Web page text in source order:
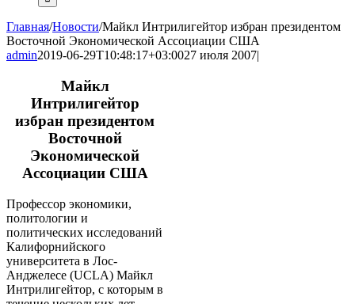
Главная/Новости/Майкл Интрилигейтор избран президентом
Восточной Экономической Ассоциации США
admin2019-06-29T10:48:17+03:0027 июля 2007|
Майкл
Интрилигейтор
избран президентом
Восточной
Экономической
Ассоциации США
Профессор экономики,
политологии и
политических исследований
Калифорнийского
университета в Лос-
Анджелесе (UCLA) Майкл
Интрилигейтор, с которым в